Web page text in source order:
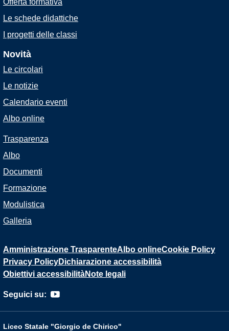
Offerta formativa
Le schede didattiche
I progetti delle classi
Novità
Le circolari
Le notizie
Calendario eventi
Albo online
Trasparenza
Albo
Documenti
Formazione
Modulistica
Galleria
Amministrazione TrasparenteAlbo onlineCookie Policy
Privacy PolicyDichiarazione accessibilità
Obiettivi accessibilitàNote legali
Seguici su:
Liceo Statale "Giorgio de Chirico"